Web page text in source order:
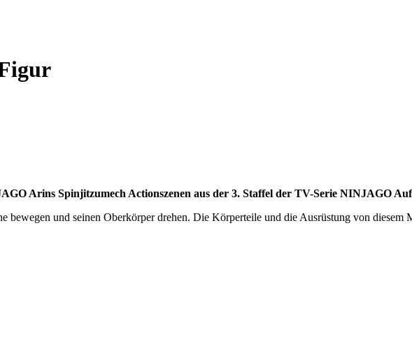
Arins Spinjitzumech Actionszenen aus der 3. Staffel der TV-Serie NINJAGO
bewegen und seinen Oberkörper drehen. Die Körperteile und die Ausrüstung von